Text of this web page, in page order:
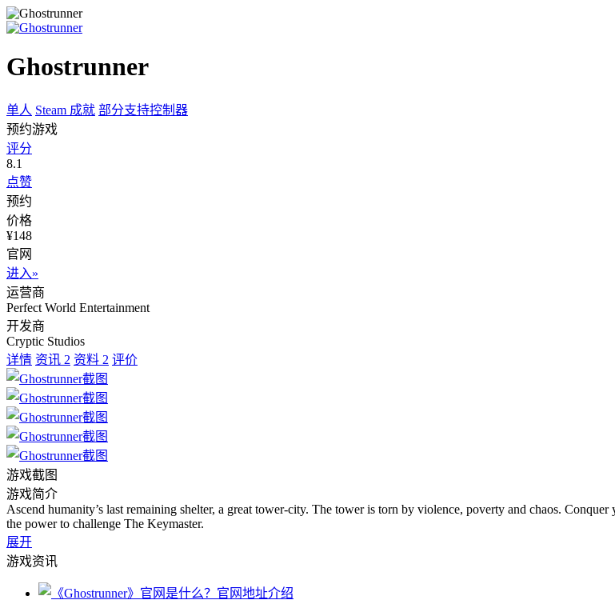
Ghostrunner
单人 Steam 成就 部分支持控制器
预约游戏
评分
8.1
点赞
预约
价格
¥148
官网
进入»
运营商
Perfect World Entertainment
开发商
Cryptic Studios
详情 资讯 2 资料 2 评价
游戏截图
游戏简介
Ascend humanity’s last remaining shelter, a great tower-city. The tower is torn by violence, poverty and chaos.
the power to challenge The Keymaster.
展开
游戏资讯